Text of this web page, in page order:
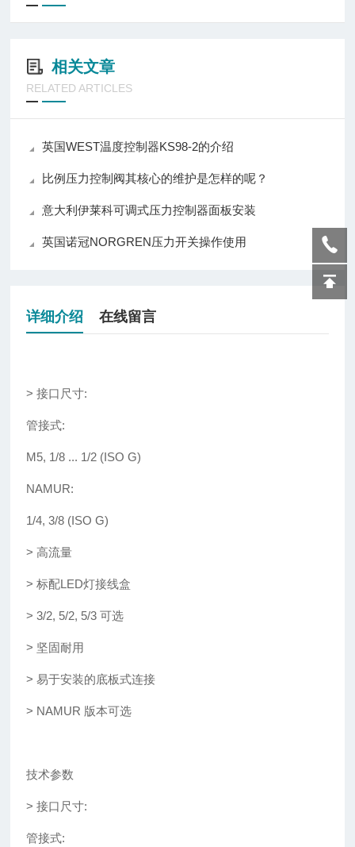
相关文章
RELATED ARTICLES
英国WEST温度控制器KS98-2的介绍
比例压力控制阀其核心的维护是怎样的呢？
意大利伊莱科可调式压力控制器面板安装
英国诺冠NORGREN压力开关操作使用
详细介绍 在线留言
>接口尺寸:
管接式:
M5, 1/8 ... 1/2 (ISO G)
NAMUR:
1/4, 3/8 (ISO G)
>高流量
>标配LED灯接线盒
>3/2, 5/2, 5/3可选
> 坚固耐用
>易于安装的底板式连接
> NAMUR 版本可选
技术参数
>接口尺寸:
管接式: